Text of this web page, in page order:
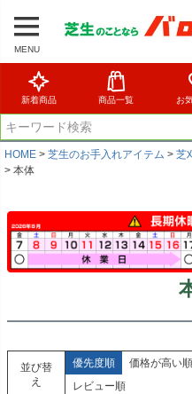
MENU
新着商品 商品一覧 お
HOME 芝生のお手入れアイテム 芝
本体
並び替
え
優先度順 価格が高い順
レビュー順